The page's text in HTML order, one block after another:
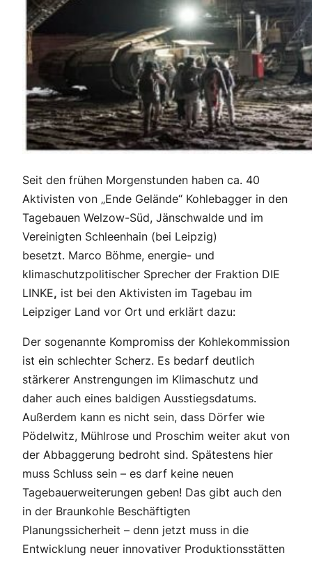
Seit den frühen Morgenstunden haben ca. 40
Aktivisten von „Ende Gelände“ Kohlebagger in den
Tagebauen Welzow-Süd, Jänschwalde und im
Vereinigten Schleenhain (bei Leipzig)
besetzt. Marco Böhme, energie- und
klimaschutzpolitischer Sprecher der Fraktion DIE
LINKE, ist bei den Aktivisten im Tagebau im
Leipziger Land vor Ort und erklärt dazu:
Der sogenannte Kompromiss der Kohlekommission
ist ein schlechter Scherz. Es bedarf deutlich
stärkerer Anstrengungen im Klimaschutz und
daher auch eines baldigen Ausstiegsdatums.
Außerdem kann es nicht sein, dass Dörfer wie
Pödelwitz, Mühlrose und Proschim weiter akut von
der Abbaggerung bedroht sind. Spätestens hier
muss Schluss sein – es darf keine neuen
Tagebauerweiterungen geben! Das gibt auch den
in der Braunkohle Beschäftigten
Planungssicherheit – denn jetzt muss in die
Entwicklung neuer innovativer Produktionsstätten